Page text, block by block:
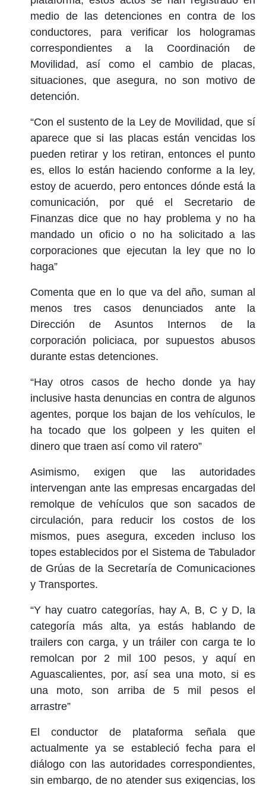
medio de las detenciones en contra de los
conductores, para verificar los hologramas
correspondientes a la Coordinación de
Movilidad, así como el cambio de placas,
situaciones, que asegura, no son motivo de
detención.
“Con el sustento de la Ley de Movilidad, que sí
aparece que si las placas están vencidas los
pueden retirar y los retiran, entonces el punto
es, ellos lo están haciendo conforme a la ley,
estoy de acuerdo, pero entonces dónde está la
comunicación, por qué el Secretario de
Finanzas dice que no hay problema y no ha
mandado un oficio o no ha solicitado a las
corporaciones que ejecutan la ley que no lo
haga”
Comenta que en lo que va del año, suman al
menos tres casos denunciados ante la
Dirección de Asuntos Internos de la
corporación policiaca, por supuestos abusos
durante estas detenciones.
“Hay otros casos de hecho donde ya hay
inclusive hasta denuncias en contra de algunos
agentes, porque los bajan de los vehículos, le
ha tocado que los golpeen y les quiten el
dinero que traen así como vil ratero”
Asimismo, exigen que las autoridades
intervengan ante las empresas encargadas del
remolque de vehículos que son sacados de
circulación, para reducir los costos de los
mismos, pues asegura, exceden incluso los
topes establecidos por el Sistema de Tabulador
de Grúas de la Secretaría de Comunicaciones
y Transportes.
“Y hay cuatro categorías, hay A, B, C y D, la
categoría más alta, ya estás hablando de
trailers con carga, y un tráiler con carga te lo
remolcan por 2 mil 100 pesos, y aquí en
Aguascalientes, por, así sea una moto, si es
una moto, son arriba de 5 mil pesos el
arrastre”
El conductor de plataforma señala que
actualmente ya se estableció fecha para el
diálogo con las autoridades correspondientes,
sin embargo, de no atender sus exigencias, los